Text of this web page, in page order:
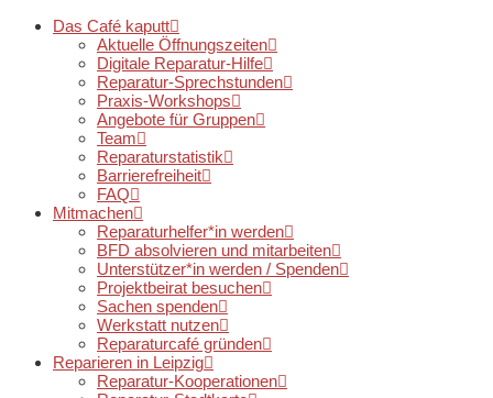
Das Café kaputt
Aktuelle Öffnungszeiten
Digitale Reparatur-Hilfe
Reparatur-Sprechstunden
Praxis-Workshops
Angebote für Gruppen
Team
Reparaturstatistik
Barrierefreiheit
FAQ
Mitmachen
Reparaturhelfer*in werden
BFD absolvieren und mitarbeiten
Unterstützer*in werden / Spenden
Projektbeirat besuchen
Sachen spenden
Werkstatt nutzen
Reparaturcafé gründen
Reparieren in Leipzig
Reparatur-Kooperationen